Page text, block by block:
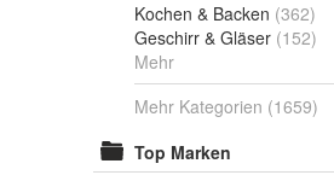
Kochen & Backen (362)
Geschirr & Gläser (152)
Mehr
Mehr Kategorien (1659)
Top Marken